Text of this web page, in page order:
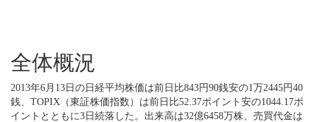
全体概況
2013年6月13日の日経平均株価は前日比843円90銭安の1万2445円40
銭、TOPIX（東証株価指数）は前日比52.37ポイント安の1044.17ポ
イントとともに3日続落した。出来高は32億6458万株、売買代金は